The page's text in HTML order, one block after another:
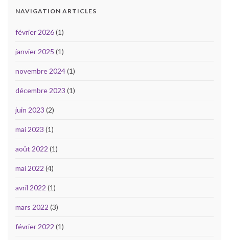
NAVIGATION ARTICLES
février 2026(1)
janvier 2025 (1)
novembre 2024(1)
décembre 2023 (1)
juin 2023 (2)
mai 2023 (1)
août 2022 (1)
mai 2022 (4)
avril 2022 (1)
mars 2022 (3)
février 2022 (1)